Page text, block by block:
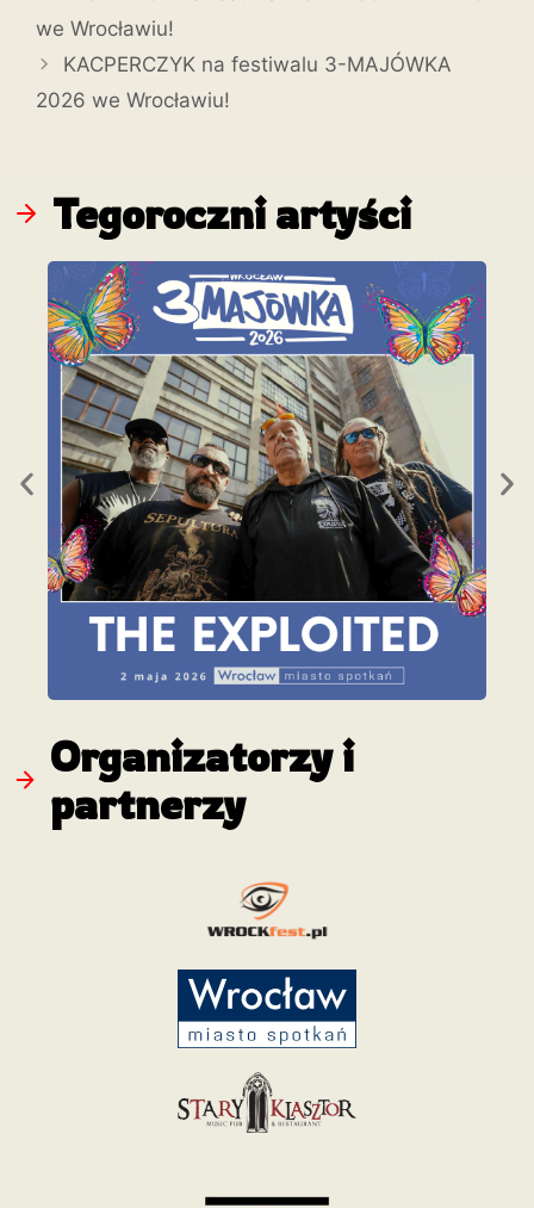
we Wrocławiu!
KACPERCZYK na festiwalu 3-MAJÓWKA
2026 we Wrocławiu!
Tegoroczni artyści
Organizatorzy i
partnerzy